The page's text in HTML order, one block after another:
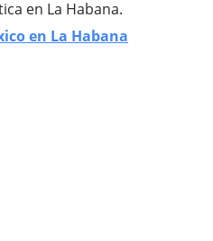
en La Habana.
en La Habana